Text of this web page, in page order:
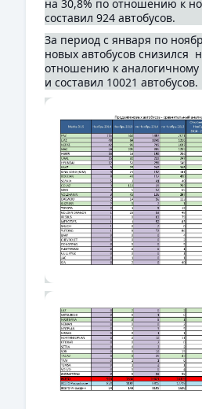
на 30,8% по отношению к
составил 924 автобусов.
За период с января по
новых автобусов снизился
отношению к аналогичному
и составил 10021 автобусов.